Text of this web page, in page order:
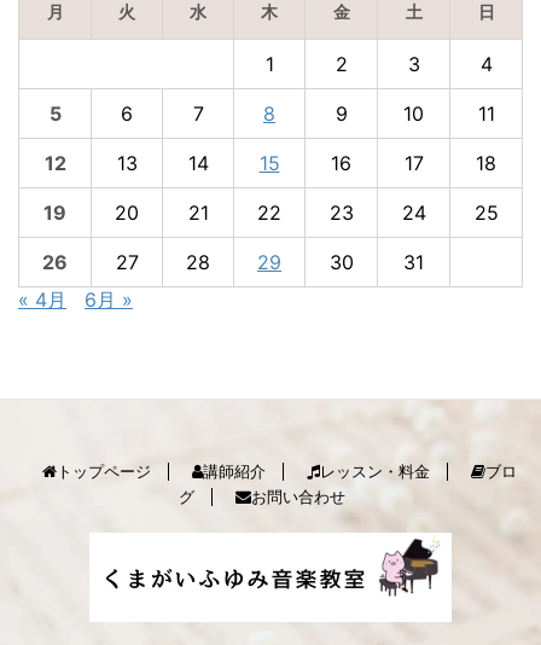
月 火 水 木 金 土 日
1 2 3 4
5 6 7 8 9 10 11
12 13 14 15 16 17 18
19 20 21 22 23 24 25
26 27 28 29 30
31
« 4月
6月 »
トップページ 講師紹介 レッスン・料金
ブロ
グ
お問い合わせ